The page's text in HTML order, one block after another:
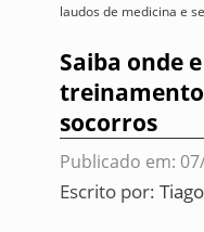
laudos de medicina e
Saiba onde
socorros
Publicado em:
Escrito por: